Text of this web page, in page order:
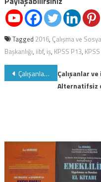
Tagged 2016, Çalışma ve
Başkanlığı, iibf, iş, KPSS P13,
Yazı
gezinmesi
Çalışanların sorularını ücretsiz cevaplamaya devam ediyoruz
Çalışanlar
Alternatifsiz